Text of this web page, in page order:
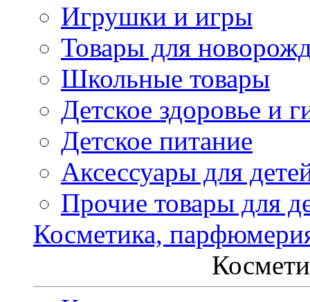
Игрушки и игры
Товары для
Школьные товары
Детское здоровье и
Детское питание
Аксессуары для
Прочие товары для
Косметика,